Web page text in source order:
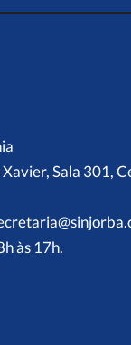
Sala 301,
às 17h.